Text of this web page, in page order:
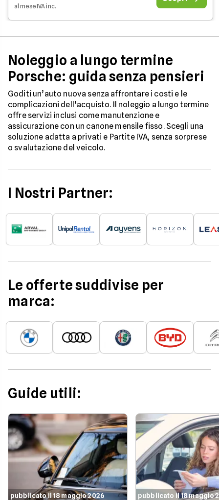
al mese IVA inc.
Noleggio a lungo termine
Porsche: guida senza pensieri
Goditi un’auto nuova senza affrontare i costi e le
complicazioni dell’acquisto. Il noleggio a lungo termine
offre servizi inclusi come manutenzione e
assicurazione con un canone mensile fisso. Scegli una
soluzione adatta a privati e Partite IVA, senza sorprese
o svalutazione del veicolo.
I Nostri Partner:
Le offerte suddivise per
marca:
Guide utili:
pubblicato il 18 maggio 2026 pubblicato il 18 maggio